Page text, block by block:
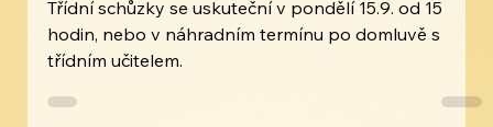
Třídní schůzky
Třídní schůzky se uskuteční v pondělí 15.9. od 15
hodin, nebo v náhradním termínu po domluvě s